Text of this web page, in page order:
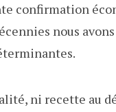
confirmation
nous
ni recette au